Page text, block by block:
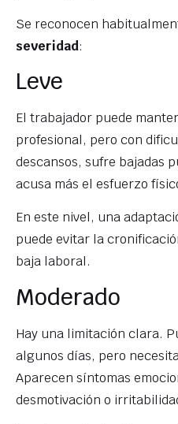
Se reconocen
severidad:
Leve
El trabajador puede
profesional, pero con
descansos, sufre bajadas
acusa más el esfuerzo
En este nivel, una
puede evitar la
baja laboral.
Moderado
Hay una limitación clara.
algunos días, pero
Aparecen síntomas
desmotivación o